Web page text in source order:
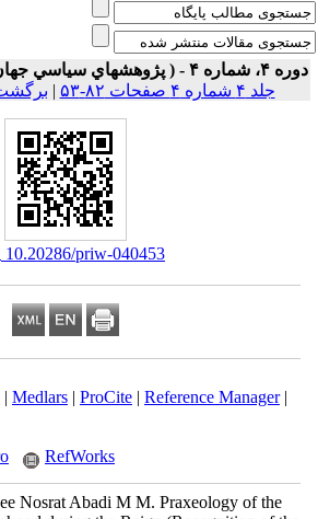
۴ - ( پژوهشهاي سياسي جهان اسلام ۱۳۹۳ )
جلد ۴ شماره ۴ صفحات ۸۲-۵۳
|برگشت
‎ 10.20286/priw-040453
|Medlars|ProCite|Reference Manager
RefWorks
Nosrat Abadi M M. Praxeology of the